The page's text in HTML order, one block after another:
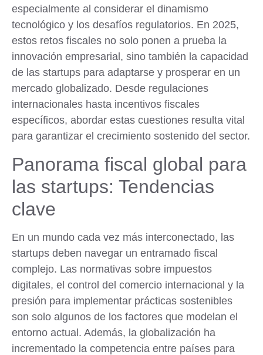
especialmente al considerar el dinamismo
tecnológico y los desafíos regulatorios. En 2025,
estos retos fiscales no solo ponen a prueba la
innovación empresarial, sino también la capacidad
de las startups para adaptarse y prosperar en un
mercado globalizado. Desde regulaciones
internacionales hasta incentivos fiscales
específicos, abordar estas cuestiones resulta vital
para garantizar el crecimiento sostenido del sector.
Panorama fiscal global para
las startups: Tendencias
clave
En un mundo cada vez más interconectado, las
startups deben navegar un entramado fiscal
complejo. Las normativas sobre impuestos
digitales, el control del comercio internacional y la
presión para implementar prácticas sostenibles
son solo algunos de los factores que modelan el
entorno actual. Además, la globalización ha
incrementado la competencia entre países para